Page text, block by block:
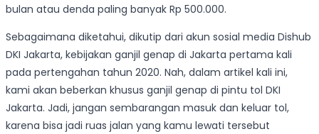
bulan atau denda paling banyak Rp 500.000.
Sebagaimana diketahui, dikutip dari akun sosial media Dishub
DKI Jakarta, kebijakan ganjil genap di Jakarta pertama kali
pada pertengahan tahun 2020. Nah, dalam artikel kali ini,
kami akan beberkan khusus ganjil genap di pintu tol DKI
Jakarta. Jadi, jangan sembarangan masuk dan keluar tol,
karena bisa jadi ruas jalan yang kamu lewati tersebut